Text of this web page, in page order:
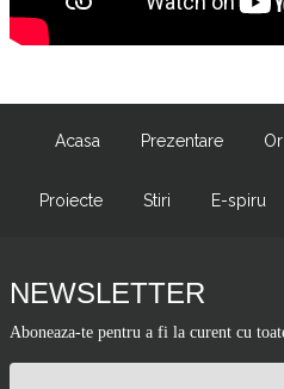
Acasa Prezentare
Proiecte Stiri E-spiru
NEWSLETTER
Aboneaza-te pentru a fi la curent cu